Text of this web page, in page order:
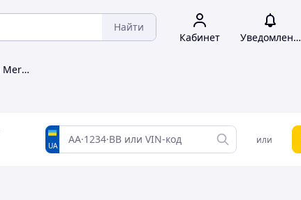
Найти
Кабинет Уведомления
Автомобильные мониторы на Mercedes-Benz Vito
UA или